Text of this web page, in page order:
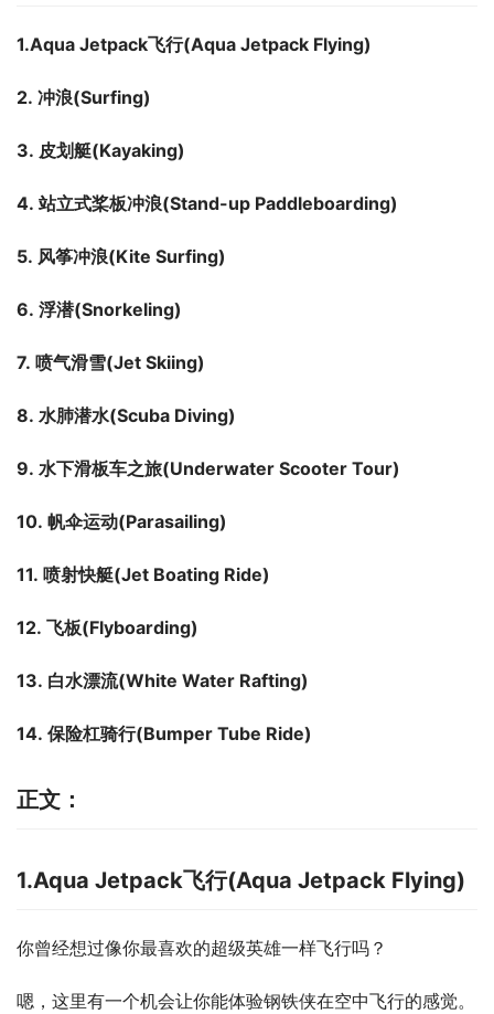
1.Aqua Jetpack飞行(Aqua Jetpack Flying)
2. 冲浪(Surfing)
3. 皮划艇(Kayaking)
4. 站立式桨板冲浪(Stand-up Paddleboarding)
5. 风筝冲浪(Kite Surfing)
6. 浮潜(Snorkeling)
7. 喷气滑雪(Jet Skiing)
8. 水肺潜水(Scuba Diving)
9. 水下滑板车之旅(Underwater Scooter Tour)
10. 帆伞运动(Parasailing)
11. 喷射快艇(Jet Boating Ride)
12. 飞板(Flyboarding)
13. 白水漂流(White Water Rafting)
14. 保险杠骑行(Bumper Tube Ride)
正文：
1.Aqua Jetpack飞行(Aqua Jetpack Flying)
你曾经想过像你最喜欢的超级英雄一样飞行吗？
嗯，这里有一个机会让你能体验钢铁侠在空中飞行的感觉。